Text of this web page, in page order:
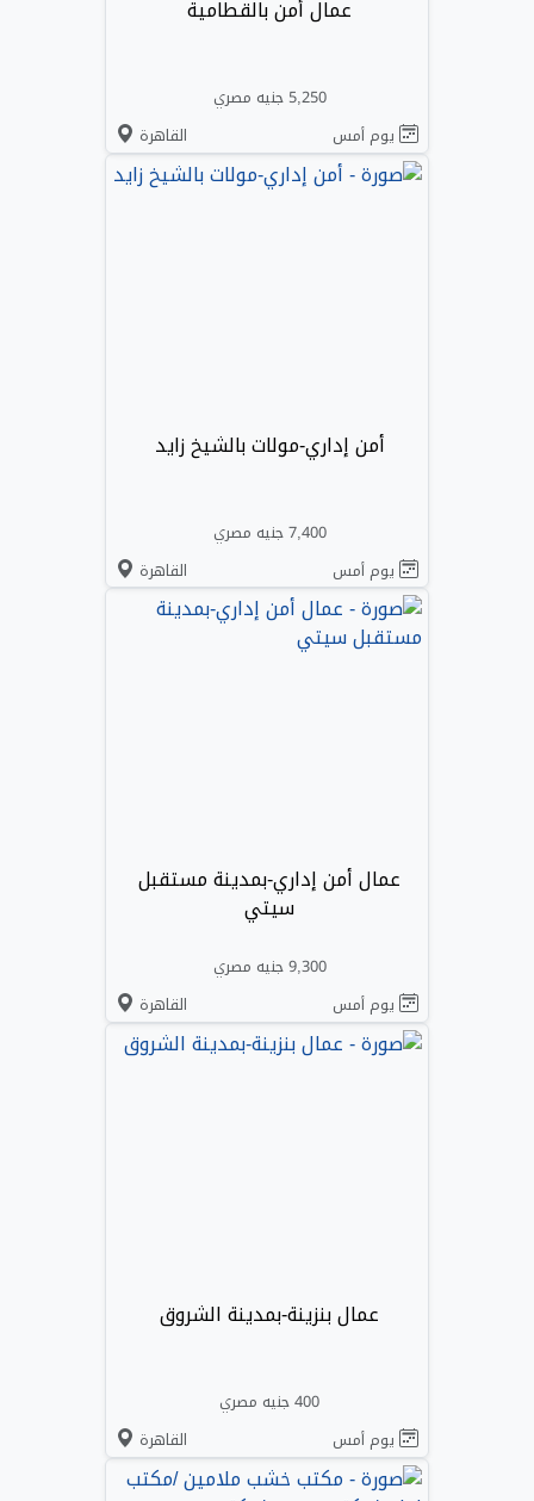
عمال أمن بالقطامية
5,250 جنيه مصري
يوم أمس
القاهرة
أمن إداري-مولات بالشيخ زايد
7,400 جنيه مصري
يوم أمس
القاهرة
عمال أمن إداري-بمدينة مستقبل
سيتي
9,300 جنيه مصري
يوم أمس
القاهرة
عمال بنزينة-بمدينة الشروق
400 جنيه مصري
يوم أمس
القاهرة